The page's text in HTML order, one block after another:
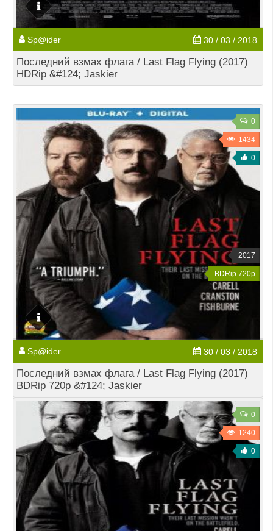
Sp@ider 30 / 03 / 2018
Последний взмах флага / Last Flag Flying (2017)
HDRip &#124; Jaskier
0
1434
0
2017
BDRip 720p
Sp@ider 30 / 03 / 2018
Последний взмах флага / Last Flag Flying (2017)
BDRip 720p &#124; Jaskier
0
1240
0